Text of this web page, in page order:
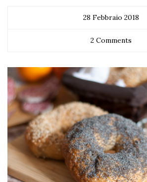
28 Febbraio 2018
2 Comments